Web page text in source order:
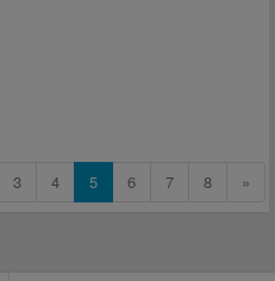
3 4 5 6 7 8 »